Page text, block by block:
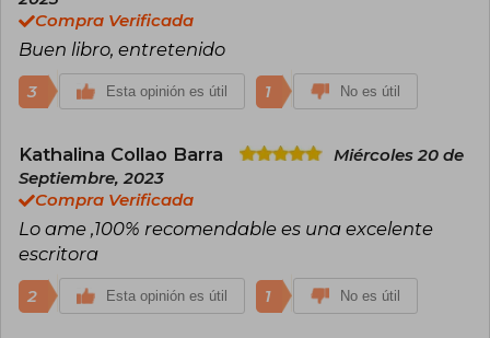
Compra Verificada
Buen libro, entretenido
3 Esta opinión es útil 1 No es útil
Kathalina Collao Barra
Miércoles 20 de
Septiembre, 2023
Compra Verificada
Lo ame ,100% recomendable es una excelente
escritora
2 Esta opinión es útil 1 No es útil